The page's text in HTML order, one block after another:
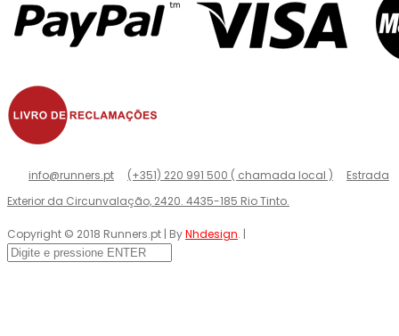
info@runners.pt (+351) 220 991 500 ( chamada local )
Estrada
Exterior da Circunvalação, 2420. 4435-185 Rio Tinto.
Copyright © 2018 Runners.pt | ByNhdesign. |